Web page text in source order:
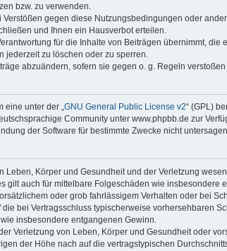
bzw. zu verwenden.
gegen diese Nutzungsbedingungen oder
und Ihnen ein Hausverbot erteilen.
für die Inhalte von Beiträgen übernimmt,
jederzeit zu löschen oder zu sperren.
abzuändern, sofern sie gegen o. g. Regeln
eine unter der „GNU General Public License v2“ (GPL)
Community unter www.phpbb.de zur
der Software für bestimmte Zwecke nicht
Leben, Körper und Gesundheit und der Verletzung
gilt auch für mittelbare Folgeschäden wie insbesondere
oder grob fahrlässigem Verhalten oder bei
bei Vertragsschluss typischerweise vorhersehbaren
insbesondere entgangenen Gewinn.
Verletzung von Leben, Körper und Gesundheit oder
der Höhe nach auf die vertragstypischen